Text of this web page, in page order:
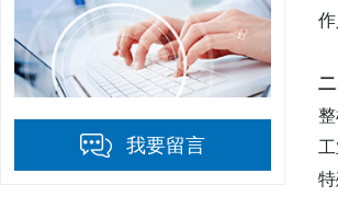
我要留言
整